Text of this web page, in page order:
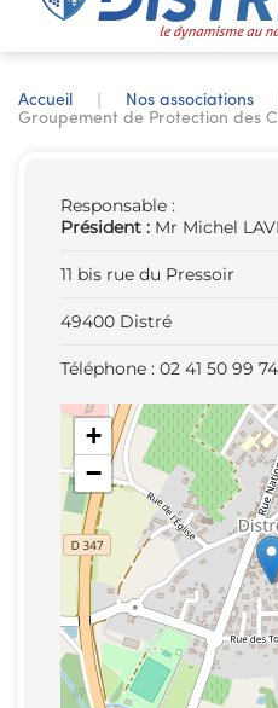
Accueil Nos associations
Groupement de Protection des
Responsable :
Président : Mr Michel
11 bis rue du Pressoir
49400 Distré
Téléphone : 02 41 50 99 74
+
−